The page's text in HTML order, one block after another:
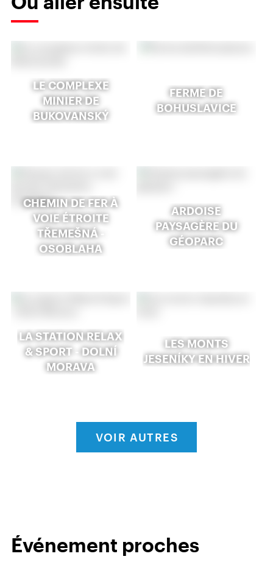
LE COMPLEXE
MINIER DE
BUKOVANSKÝ
FERME DE
BOHUSLAVICE
CHEMIN DE FER À
VOIE ÉTROITE
TŘEMEŠNÁ -
OSOBLAHA
ARDOISE
PAYSAGÈRE DU
GÉOPARC
LA STATION RELAX
& SPORT - DOLNÍ
MORAVA
LES MONTS
JESENÍKY EN HIVER
VOIR AUTRES
Événement proches